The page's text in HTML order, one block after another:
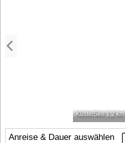
Küste/See 1,2 km
Anreise & Dauer auswählen